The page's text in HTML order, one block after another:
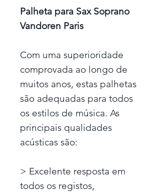
Palheta para Sax Soprano
Vandoren Paris
Com uma superioridade
comprovada ao longo de
muitos anos, estas palhetas
são adequadas para todos
os estilos de música. As
principais qualidades
acústicas são:
> Excelente resposta em
todos os registos,